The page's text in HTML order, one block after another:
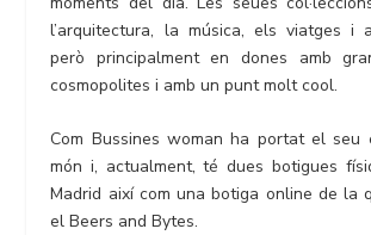
l’arquitectura, la música, els viatges i
però principalment en dones amb
cosmopolites i amb un punt molt cool.
Com Bussines woman ha portat el
món i, actualment, té dues botigues
Madrid així com una botiga online de la
el Beers and Bytes.